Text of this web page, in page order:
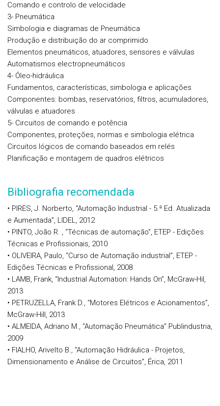
Comando e controlo de velocidade
3- Pneumática
Simbologia e diagramas de Pneumática
Produção e distribuição do ar comprimido
Elementos pneumáticos, atuadores, sensores e válvulas
Automatismos electropneumáticos
4- Óleo-hidráulica
Fundamentos, características, simbologia e aplicações
Componentes: bombas, reservatórios, filtros, acumuladores,
válvulas e atuadores
5- Circuitos de comando e potência
Componentes, proteções, normas e simbologia elétrica
Circuitos lógicos de comando baseados em relés
Planificação e montagem de quadros elétricos
Bibliografia recomendada
• PIRES, J. Norberto, “Automação Industrial - 5.ª Ed. Atualizada
e Aumentada”, LIDEL, 2012
• PINTO, João R. , “Técnicas de automação”, ETEP - Edições
Técnicas e Profissionais, 2010
• OLIVEIRA, Paulo, “Curso de Automação industrial”, ETEP -
Edições Técnicas e Profissional, 2008
• LAMB, Frank, “Industrial Automation: Hands On”, McGraw-Hil,
2013
• PETRUZELLA, Frank D., “Motores Elétricos e Acionamentos”,
McGraw-Hill, 2013
• ALMEIDA, Adriano M., “Automação Pneumática” Publindustria,
2009
• FIALHO, Arivelto B., “Automação Hidráulica - Projetos,
Dimensionamento e Análise de Circuitos”, Érica, 2011